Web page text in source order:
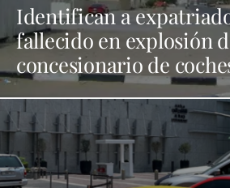
Identifican a
fallecido en explosión
concesionario de